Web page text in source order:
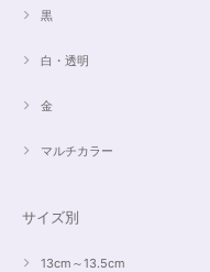
黒
白・透明
金
マルチカラー
サイズ別
13cm～13.5cm